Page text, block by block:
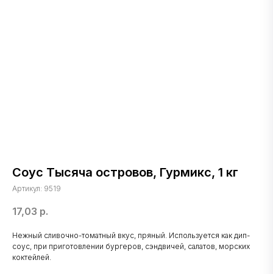
Соус Тысяча островов, Гурмикс, 1 кг
Артикул: 9519
17,03 р.
Нежный сливочно-томатный вкус, пряный. Используется как дип-
соус, при приготовлении бургеров, сэндвичей, салатов, морских
коктейлей.